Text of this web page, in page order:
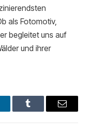
als Fotomotiv,
begleitet uns auf
und ihrer
Tumblr Email